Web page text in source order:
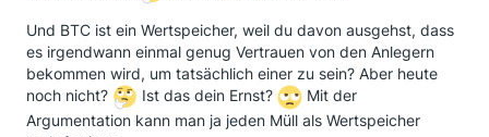
Und BTC ist ein Wertspeicher, weil du davon ausgehst, dass
es irgendwann einmal genug Vertrauen von den Anlegern
bekommen wird, um tatsächlich einer zu sein? Aber heute
noch nicht?
Ist das dein Ernst?
Mit der
Argumentation kann man ja jeden Müll als Wertspeicher